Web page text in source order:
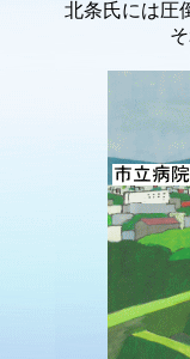
北条氏には圧